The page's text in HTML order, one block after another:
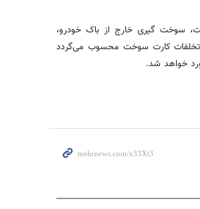
سوخت گیریخارج از باک خودرو،
تخلفات کارت سوخت محسوب می‌گردد
خواهد شد.